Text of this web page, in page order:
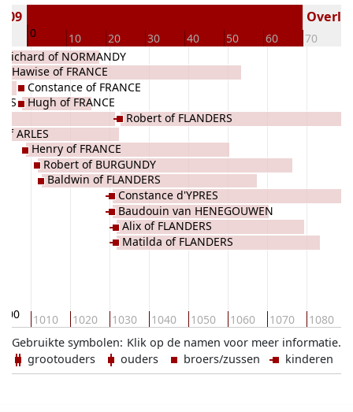
0 10 20 30 40 50 60 70
1010 1020 1030 1040 1050 1060 1070 1080
ARLES
Richard of NORMANDY
Hawise of FRANCE
Constance of FRANCE
Hugh of FRANCE
Henry of FRANCE
Robert of BURGUNDY
Baldwin of FLANDERS
Constance d'YPRES
Baudouin van HENEGOUWEN
Alix of FLANDERS
Matilda of FLANDERS
Robert of FLANDERS
Klik op de namen voor meer informatie.
Gebruikte symbolen:
grootouders
ouders broers/zussen kinderen